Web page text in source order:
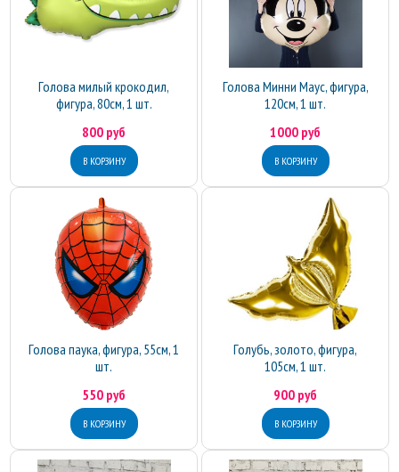
Голова милый крокодил,
фигура, 80см, 1 шт.
800 руб
Голова Минни Маус, фигура,
120см, 1 шт.
1000 руб
Голова паука, фигура, 55см, 1
шт.
550 руб
Голубь, золото, фигура,
105см, 1 шт.
900 руб